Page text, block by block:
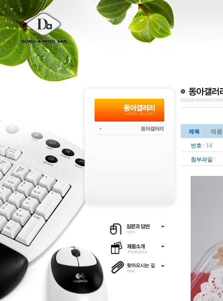
제목 제
번호 : 14
첨부파일 :